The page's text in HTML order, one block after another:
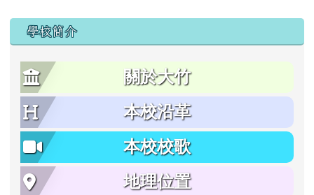
學校簡介
關於大竹
本校沿革
本校校歌
地理位置